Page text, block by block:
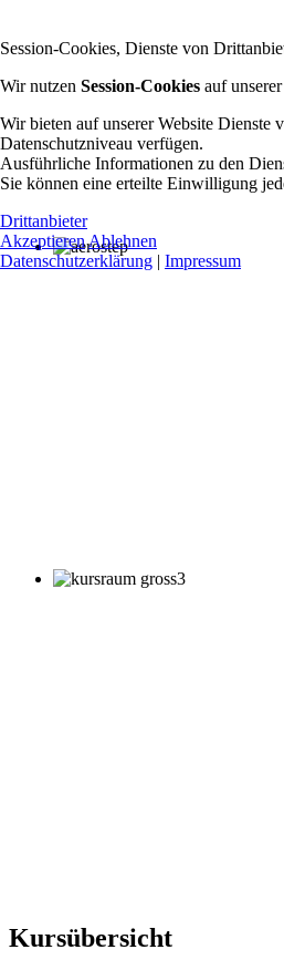
Kursübersicht
Session-Cookies, Dienste von
Wir nutzen Session-Cookies auf
Wir bieten auf unserer Website
Datenschutzniveau verfügen.
Ausführliche Informationen zu den
Sie können eine erteilte Einwilligung
Drittanbieter
AkzeptierenAblehnen
Datenschutzerklärung | Impressum